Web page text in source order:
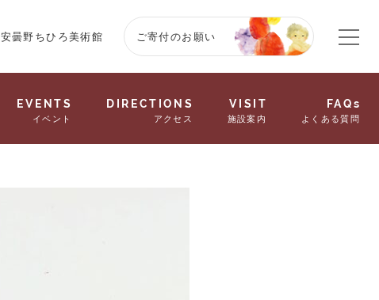
安曇野ちひろ美術館 ご寄付のお願い
EVENTS
イベント
DIRECTIONS
アクセス
VISIT
施設案内
FAQs
よくある質問